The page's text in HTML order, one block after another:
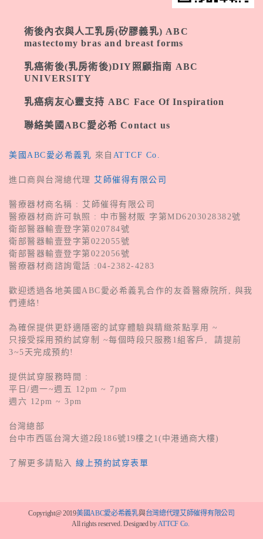
術後內衣與人工乳房(矽膠義乳) ABC
mastectomy bras and breast forms
乳癌術後(乳房術後)DIY照顧指南 ABC
UNIVERSITY
乳癌病友心靈支持 ABC Face Of Inspiration
聯絡美國ABC愛必希 Contact us
美國ABC愛必希義乳 來自 ATTCF Co.
進口商與台灣總代理 艾師催得有限公司
醫療器材商名稱 : 艾師催得有限公司
醫療器材商許可執照 : 中市醫材販 字第MD6203028382號
衛部醫器輸壹登字第020784號
衛部醫器輸壹登字第022055號
衛部醫器輸壹登字第022056號
醫療器材商諮詢電話 :04-2382-4283
歡迎透過各地美國ABC愛必希義乳合作的友善醫療院所, 與我
們連絡!
為確保提供更舒適隱密的試穿體驗與精緻茶點享用 ~
只接受採用預約試穿制 ~每個時段只服務1組客戶, 請提前
3~5天完成預約!
提供試穿服務時間 :
平日/週一~週五 12pm ~ 7pm
週六 12pm ~ 3pm
台灣總部
台中市西區台灣大道2段186號19樓之1(中港通商大樓)
了解更多請點入 線上預約試穿表單
Copyright@ 2019美國ABC愛必希義乳與台灣總代理艾師催得有限公司
All rights reserved. Designed byATTCF Co.